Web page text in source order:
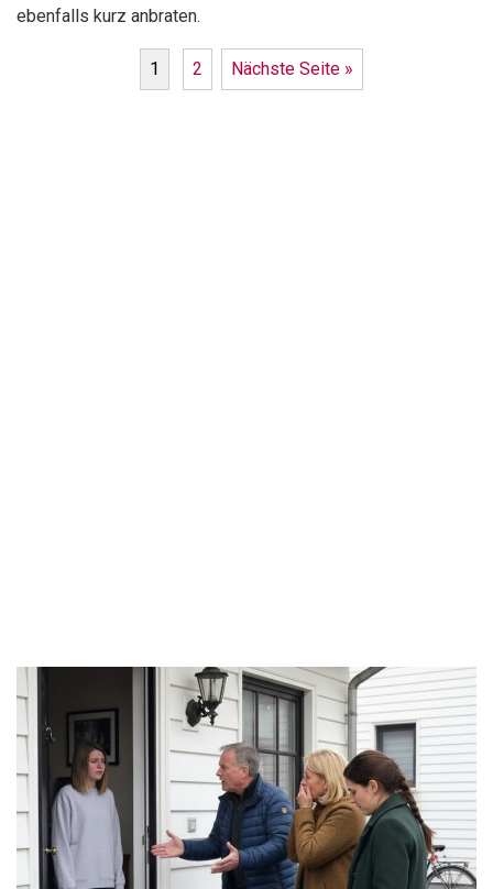
ebenfalls kurz anbraten.
1 2 Nächste Seite »